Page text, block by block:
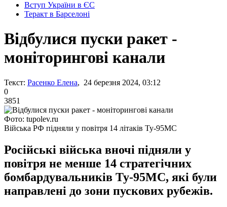
Вступ України в ЄС
Теракт в Барселоні
Відбулися пуски ракет -
моніторингові канали
Текст: Расенко Елена, 24 березня 2024, 03:12
0
3851
Фото: tupolev.ru
Війська РФ підняли у повітря 14 літаків Ту-95МС
Російські війська вночі підняли у
повітря не менше 14 стратегічних
бомбардувальників Ту-95МС, які були
направлені до зони пускових рубежів.